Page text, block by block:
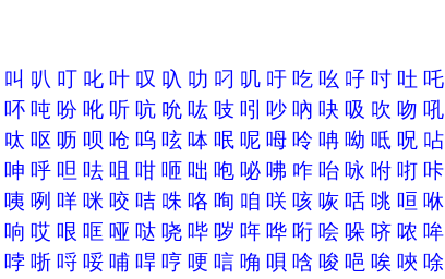
叫 叭 叮 叱 叶 叹 叺 叻 叼 叽 吁 吃 吆 吇 吋 吐 吒
吥 吨 吩 吪 听 吭 吮 吰 吱 吲 吵 吶 吷 吸 吹 吻 吼
呔 呕 呖 呗 呛 呜 呟 呠 呡 呢 呣 呤 呥 呦 呧 呪 呫
呻 呼 呾 呿 咀 咁 咂 咄 咆 咇 咈 咋 咍 咏 咐 咑 咔
咦 咧 咩 咪 咬 咭 咮 咯 咰 咱 咲 咳 咴 咶 咷 咺 咻
响 哎 哏 哐 哑 哒 哓 哔 哕 哖 哗 哘 哙 哚 哜 哝 哞
哱 哳 哷 哸 哺 哻 哼 哽 唁 唃 唄 唅 唆 唈 唉 唊 唋